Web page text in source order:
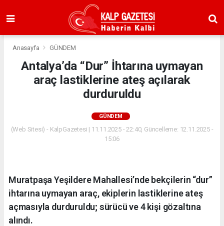
Anasayfa GÜNDEM
Antalya’da “Dur” İhtarına uymayan
araç lastiklerine ateş açılarak
durduruldu
GÜNDEM
(Web Sitesi) - KalpGazetesi | 11.11.2025 - 22:40, Güncelleme: 12.11.2025 -
15:06
Muratpaşa Yeşildere Mahallesi’nde bekçilerin “dur”
ihtarına uymayan araç, ekiplerin lastiklerine ateş
açmasıyla durduruldu; sürücü ve 4 kişi gözaltına
alındı.